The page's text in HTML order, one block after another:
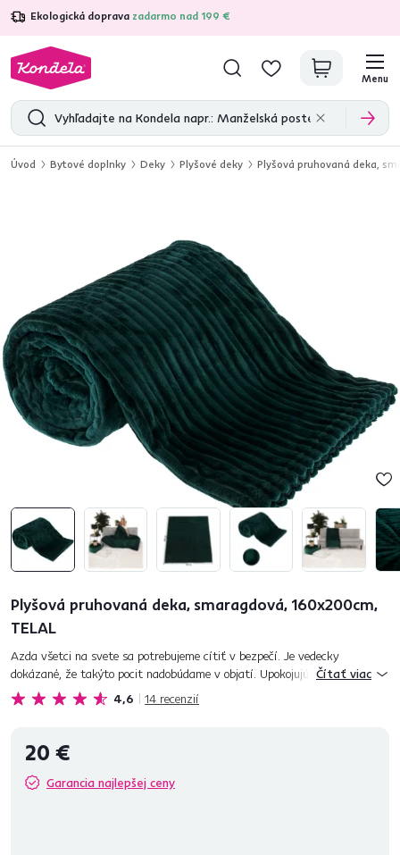
Ekologická doprava zadarmo nad 199 €
4,7 31 285overených produktových recenzií
Menu
Úvod Bytové doplnky Deky Plyšové deky Plyšová pruhovaná deka,
Plyšová pruhovaná deka, smaragdová, 160x200cm,
TELAL
4,6 14 recenzií
Azda všetci na svete sa potrebujeme cítiť v bezpečí. Je vedecky
dokázané, že takýto pocit nadobúdame v objatí. Upokojujúci pocit pre telo
a myseľ prináša naša pruhovaná plyšová deka TELAL....
Čítať viac
20 €
Garancia najlepšej ceny